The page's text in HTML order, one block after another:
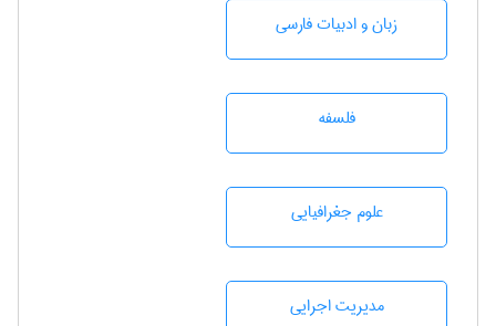
زبان و ادبيات فارسی
فلسفه
علوم جغرافيايی
مديريت اجرايی